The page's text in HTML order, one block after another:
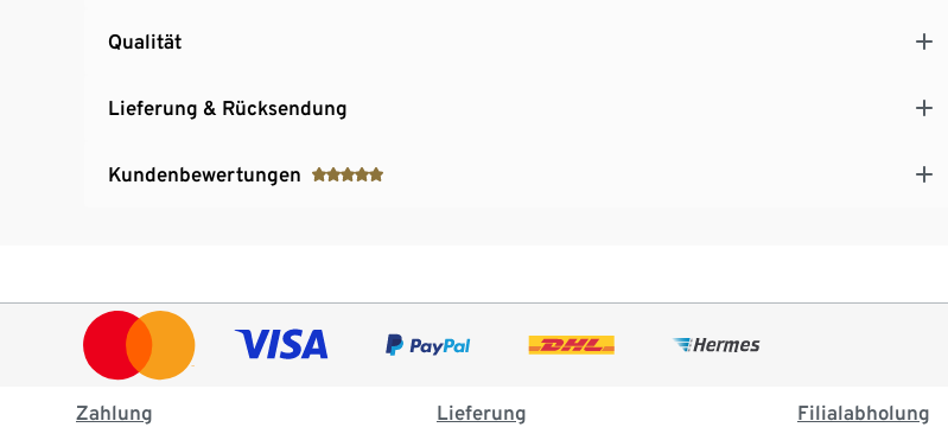
Qualität
Lieferung & Rücksendung
Kundenbewertungen
Zahlung Lieferung Filialabholung